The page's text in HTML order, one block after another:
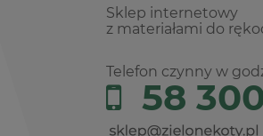
Sklep internetowy
z materiałami do
Telefon czynny w
58